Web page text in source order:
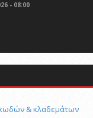
- 08:00
& κλαδεμάτων